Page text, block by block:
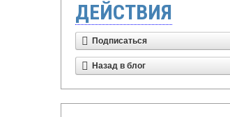
ДЕЙСТВИЯ
Подписаться
Назад в блог